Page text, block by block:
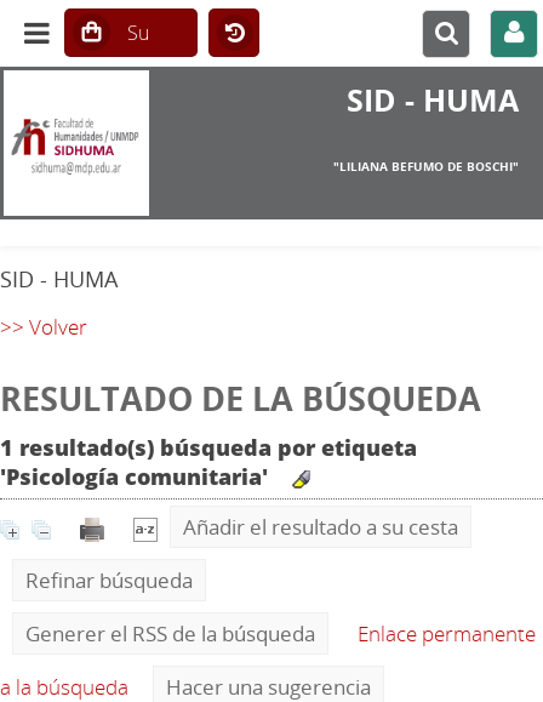
SID - HUMA
"LILIANA BEFUMO DE BOSCHI"
SID - HUMA
>> Volver
RESULTADO DE LA BÚSQUEDA
1 resultado(s) búsqueda por etiqueta
'Psicología comunitaria'
Añadir el resultado a su cesta
Refinar búsqueda
Generer el RSS de la búsqueda
Enlace permanente
a la búsqueda
Hacer una sugerencia